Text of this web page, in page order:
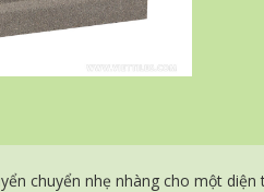
chuyển nhẹ nhàng cho một